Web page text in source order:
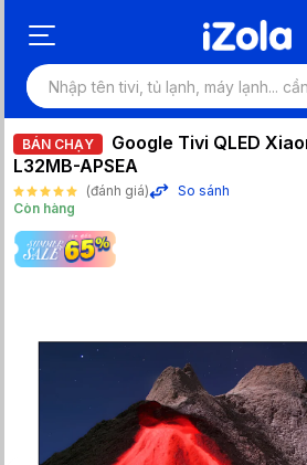
BÁN CHẠY
Google Tivi QLED
L32MB-APSEA
(đánh giá)
So sánh
Còn hàng